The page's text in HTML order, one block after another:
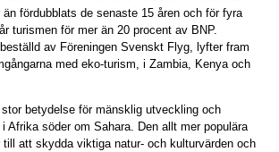
fördubblats de senaste 15 åren och för fyra
turismen för mer än 20 procent av BNP.
av Föreningen Svenskt Flyg, lyfter fram
med eko-turism, i Zambia, Kenya och
betydelse för mänsklig utveckling och
Afrika söder om Sahara. Den allt mer populära
till att skydda viktiga natur- och kulturvärden och